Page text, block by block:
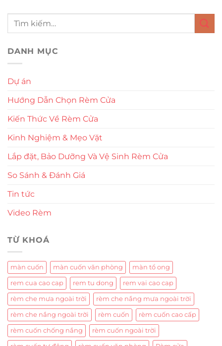
DANH MỤC
Dự án
Hướng Dẫn Chọn Rèm Cửa
Kiến Thức Về Rèm Cửa
Kinh Nghiệm & Mẹo Vặt
Lắp đặt, Bảo Dưỡng Và Vệ Sinh Rèm Cửa
So Sánh & Đánh Giá
Tin tức
Video Rèm
TỪ KHOÁ
màn cuốn màn cuốn văn phòng màn tổ ong
rem cua cao cap rem tu dong rem vai cao cap
rèm che mưa ngoài trời rèm che nắng mưa ngoài trời
rèm che nắng ngoài trời rèm cuốn rèm cuốn cao cấp
rèm cuốn chống nắng rèm cuốn ngoài trời